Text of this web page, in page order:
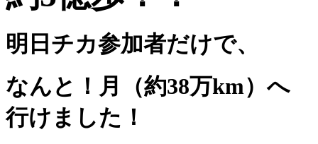
明日チカ参加者だけで、
なんと！月（約38万km）へ
行けました！